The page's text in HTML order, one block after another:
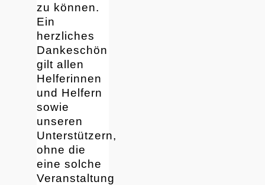
zu können.
Ein
herzliches
Dankeschön
gilt allen
Helferinnen
und Helfern
sowie
unseren
Unterstützern,
ohne die
eine solche
Veranstaltung